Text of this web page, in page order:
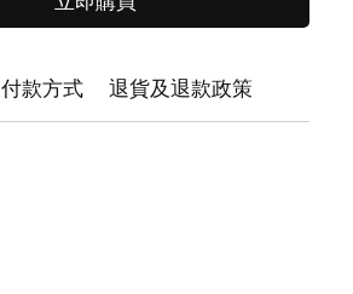
付款方式 退貨及退款政策